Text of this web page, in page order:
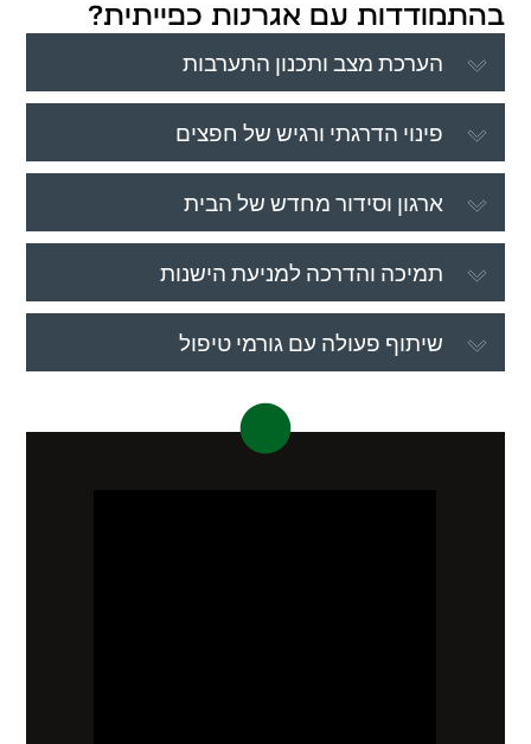
בהתמודדות עם אגרנות כפייתית?
הערכת מצב ותכנון התערבות
פינוי הדרגתי ורגיש של חפצים
ארגון וסידור מחדש של הבית
תמיכה והדרכה למניעת הישנות
שיתוף פעולה עם גורמי טיפול